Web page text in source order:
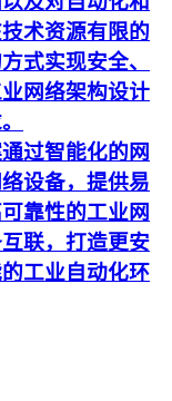
术资源有限的
式实现安全、
网络架构设计
过智能化的网
设备，提供易
靠性的工业网
联，打造更安
工业自动化环